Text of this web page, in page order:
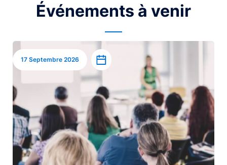
Événements à venir
Image
17 Septembre 2026 Ajouter à l’agenda